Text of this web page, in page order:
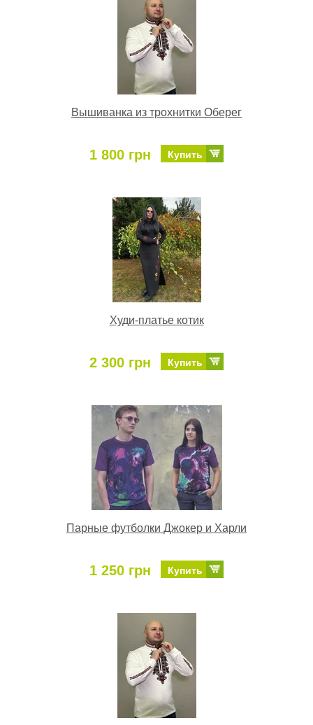
Вышиванка из трохнитки Оберег
1 800 грн Купить
Худи-платье котик
2 300 грн Купить
Парные футболки Джокер и Харли
1 250 грн Купить